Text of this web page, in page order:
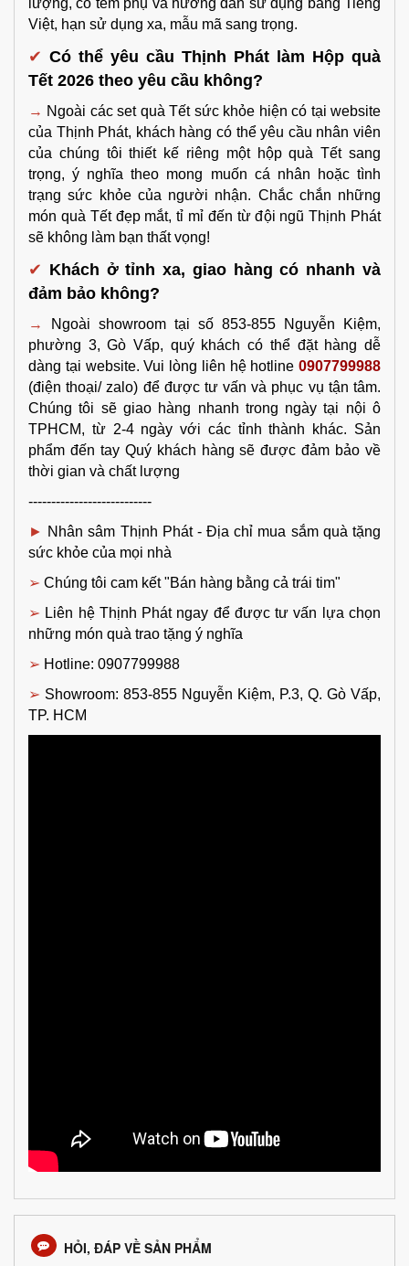
Việt, hạn sử dụng xa, mẫu mã sang trọng.
✔ Có thể yêu cầu Thịnh Phát làm Hộp quà
Tết 2026 theo yêu cầu không?
→ Ngoài các set quà Tết sức khỏe hiện có tại website
của Thịnh Phát, khách hàng có thể yêu cầu nhân viên
của chúng tôi thiết kế riêng một hộp quà Tết sang
trọng, ý nghĩa theo mong muốn cá nhân hoặc tình
trạng sức khỏe của người nhận. Chắc chắn những
món quà Tết đẹp mắt, tỉ mỉ đến từ đội ngũ Thịnh Phát
sẽ không làm bạn thất vọng!
✔ Khách ở tỉnh xa, giao hàng có nhanh và
đảm bảo không?
→
Ngoài showroom tại số 853-855 Nguyễn Kiệm,
phường 3, Gò Vấp, quý khách có thể đặt hàng dễ
dàng tại website. Vui lòng liên hệ hotline 0907799988
(điện thoại/ zalo) để được tư vấn và phục vụ tận tâm.
Chúng tôi sẽ giao hàng nhanh trong ngày tại nội ô
TPHCM, từ 2-4 ngày với các tỉnh thành khác. Sản
phẩm đến tay Quý khách hàng sẽ được đảm bảo về
thời gian và chất lượng
---------------------------
► Nhân sâm Thịnh Phát - Địa chỉ mua sắm quà tặng
sức khỏe của mọi nhà
➢ Chúng tôi cam kết "Bán hàng bằng cả trái tim"
➢ Liên hệ Thịnh Phát ngay để được tư vấn lựa chọn
những món quà trao tặng ý nghĩa
➢ Hotline: 0907799988
➢ Showroom: 853-855 Nguyễn Kiệm, P.3, Q. Gò Vấp,
TP. HCM
HỎI, ĐÁP VỀ SẢN PHẨM